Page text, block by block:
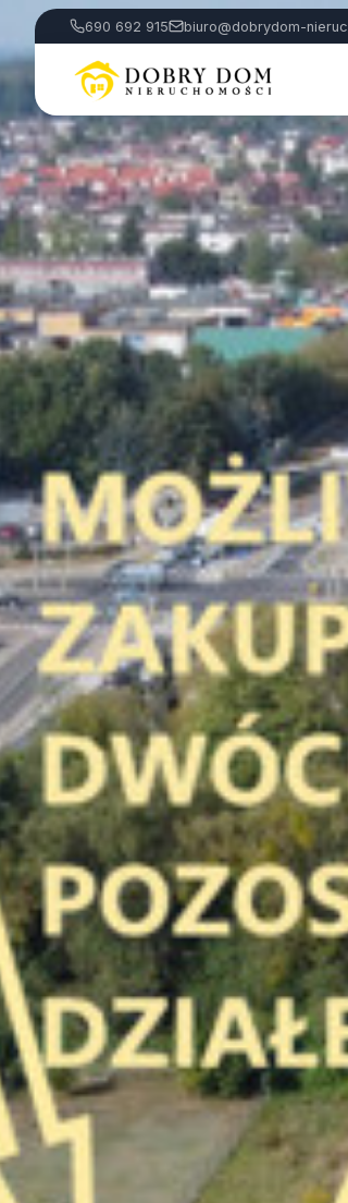
690 692 915 biuro@dobrydom-